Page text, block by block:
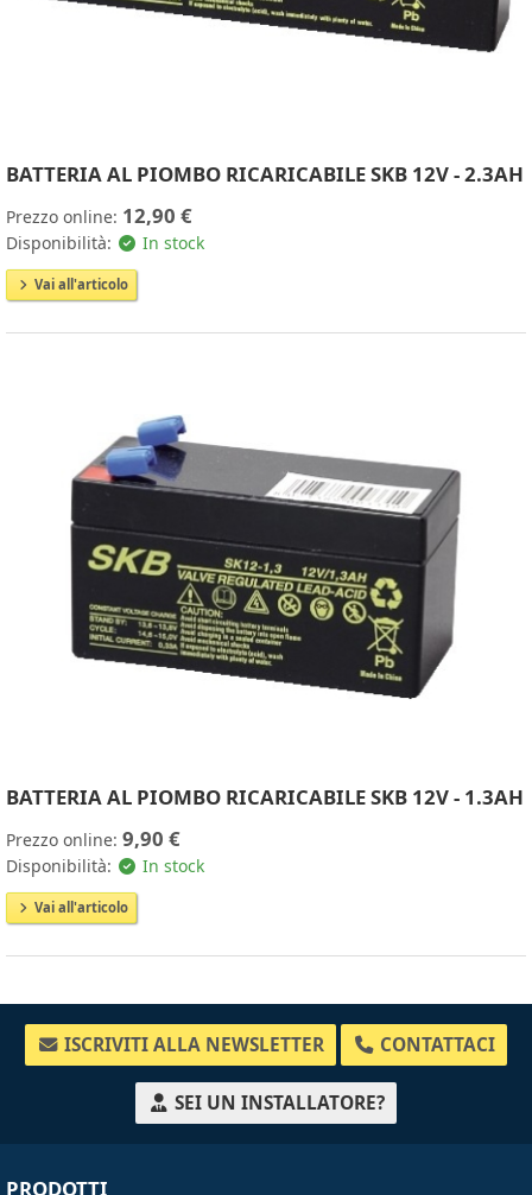
BATTERIA AL PIOMBO RICARICABILE SKB 12V - 2.3AH
Prezzo online: 12,90 €
Disponibilità: In stock
Vai all'articolo
BATTERIA AL PIOMBO RICARICABILE SKB 12V - 1.3AH
Prezzo online: 9,90 €
Disponibilità: In stock
Vai all'articolo
ISCRIVITI ALLA NEWSLETTER CONTATTACI
SEI UN INSTALLATORE?
PRODOTTI